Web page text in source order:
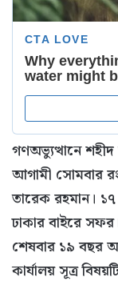
গণঅভ্যুত্থানে
আগামী সোমবার
তারেক রহমান।
ঢাকার বাইরে
শেষবার ১৯ বছর
কার্যালয় সূত্র